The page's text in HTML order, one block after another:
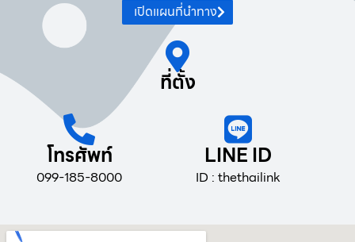
เปิดแผนที่นำทาง
ที่ตั้ง
โทรศัพท์
099-185-8000
LINE ID
ID : thethailink